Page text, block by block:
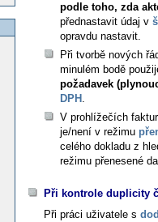
podle toho, zda
přednastavit údaj v
opravdu nastavit.
Při tvorbě nových
minulém bodě
požadavek
DPH .
V prohlížečích
je/není v režimu
celého dokladu z
režimu přenesené
Při kontrole duplicity
Při práci uživatele s